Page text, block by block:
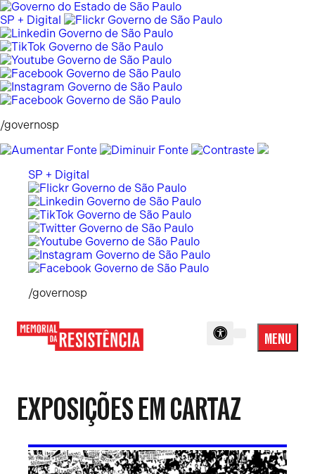
Pular
para
o
conteúdo
SP + Digital
/governosp
SP + Digital
/governosp
MENU
Menu
EXPOSIÇÕES EM CARTAZ